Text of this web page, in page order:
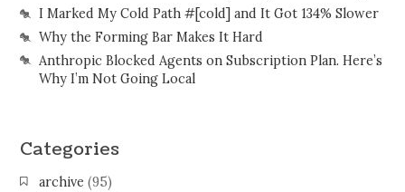
I Marked My Cold Path #[cold] and It Got 134% Slower
Why the Forming Bar Makes It Hard
Anthropic Blocked Agents on Subscription Plan. Here’s
Why I’m Not Going Local
Categories
archive (95)